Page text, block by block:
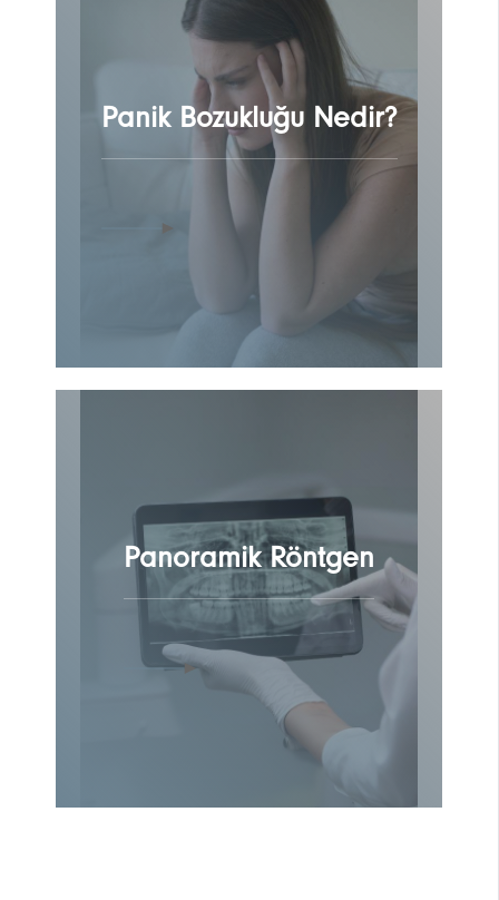
Panik Bozukluğu Nedir?
Panoramik Röntgen